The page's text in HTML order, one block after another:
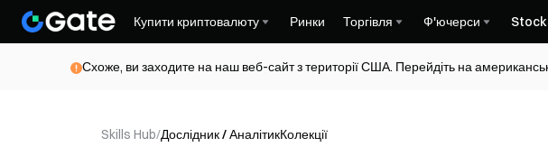
Купити криптовалюту Ринки Торгівля Ф'ючерси
Схоже, ви заходите на наш веб-сайт з території США. Перейдіть на
Skills Hub/Дослідник / АналітикКолекції